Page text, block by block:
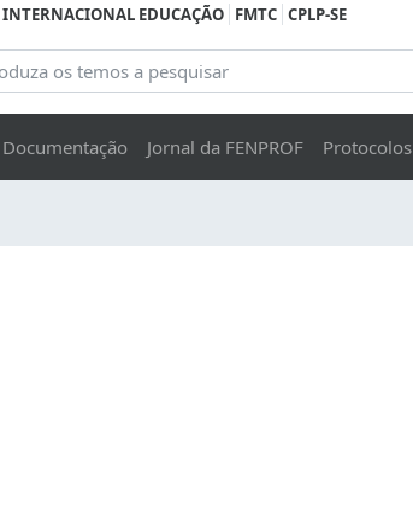
INTERNACIONAL EDUCAÇÃO FMTC CPLP-SE
Documentação Jornal da FENPROF Protocolos